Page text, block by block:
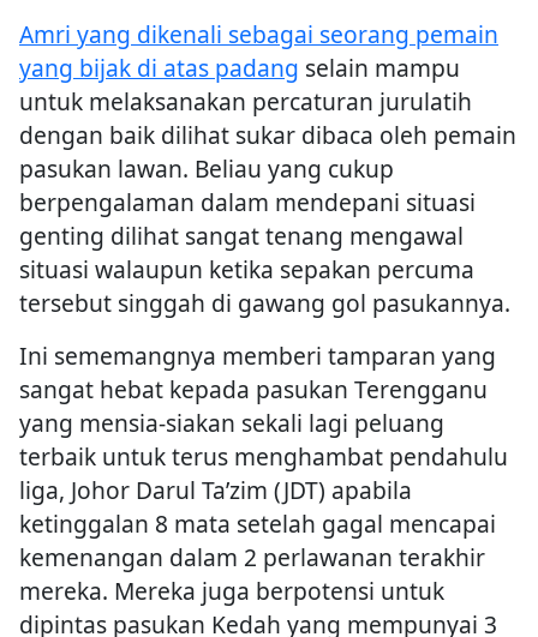
Amri yang dikenali sebagai seorang pemain
yang bijak di atas padang selain mampu
untuk melaksanakan percaturan jurulatih
dengan baik dilihat sukar dibaca oleh pemain
pasukan lawan. Beliau yang cukup
berpengalaman dalam mendepani situasi
genting dilihat sangat tenang mengawal
situasi walaupun ketika sepakan percuma
tersebut singgah di gawang gol pasukannya.
Ini sememangnya memberi tamparan yang
sangat hebat kepada pasukan Terengganu
yang mensia-siakan sekali lagi peluang
terbaik untuk terus menghambat pendahulu
liga, Johor Darul Ta’zim (JDT) apabila
ketinggalan 8 mata setelah gagal mencapai
kemenangan dalam 2 perlawanan terakhir
mereka. Mereka juga berpotensi untuk
dipintas pasukan Kedah yang mempunyai 3